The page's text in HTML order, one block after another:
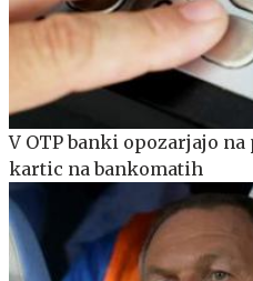
V OTP banki opozarjajo
kartic na bankomatih